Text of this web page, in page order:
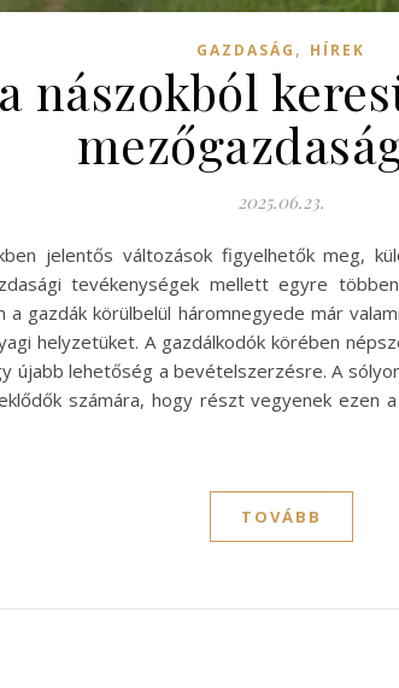
GAZDASÁG , HÍREK
nászokból
2025.06.23.
jelentős változások figyelhetők meg,
tevékenységek mellett egyre
gazdák körülbelül háromnegyede már
helyzetüket. A gazdálkodók körében
újabb lehetőség a bevételszerzésre. A
számára, hogy részt vegyenek ezen
TOVÁBB